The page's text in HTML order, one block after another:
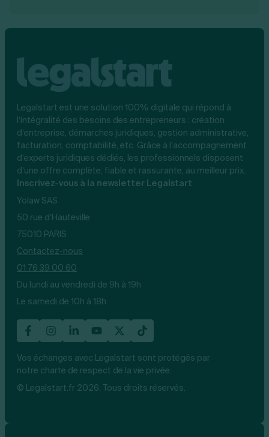
Legalstart est une solution 100% digitale qui répond à
l’intégralité des besoins des entrepreneurs : création
d’entreprise, démarches juridiques, gestion administrative,
facturation, comptabilité, etc. Grâce à l’accompagnement
d’experts juridiques dédiés, les professionnels disposent
d’une offre complète, fiable et rassurante, au meilleur prix.
Inscrivez-vous à la newsletter Legalstart
Yolaw SAS
50 rue d’Hauteville
75010 PARIS
Contactez-nous
01 76 39 00 60
Du lundi au vendredi de 9h à 19h
Le samedi de 10h à 18h
Vos échanges avec Legalstart sont protégés par
notre charte de respect de la vie privée.
© Legalstart.fr 2026. Tous droits réservés.